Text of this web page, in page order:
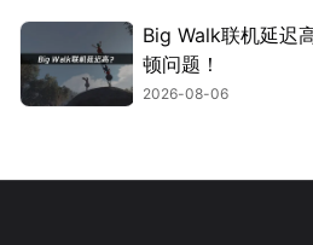
Big Walk联机延迟
顿问题！
2026-08-06